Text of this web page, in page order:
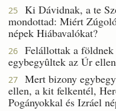
25
Ki Dávidnak, a te
mondottad: Miért
népek Hiábavalókat?
26
Felállottak a
egybegyûltek az Úr
27
Mert bizony
ellen, a kit felkentél,
Pogányokkal és Izráel